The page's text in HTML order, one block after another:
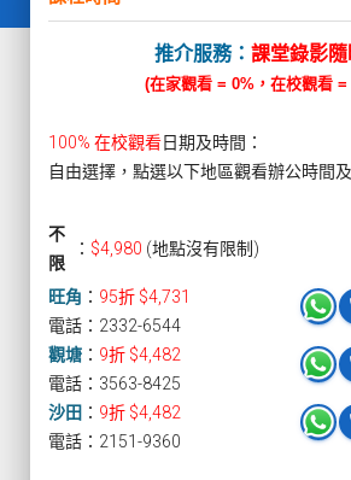
推介服務： 課堂錄影
(在家觀看 = 0%，在校觀看 =
100% 在校觀看日期及時間：
自由選擇，點選以下地區觀看辦公時間
不
限
： $4,980 (地點沒有限制)
旺角 ： 95折 $4,731
電話：2332-6544
觀塘 ： 9折 $4,482
電話：3563-8425
沙田 ： 9折 $4,482
電話：2151-9360